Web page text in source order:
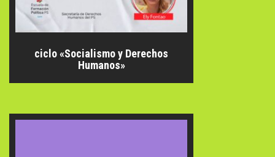
ciclo «Socialismo y Derechos
Humanos»